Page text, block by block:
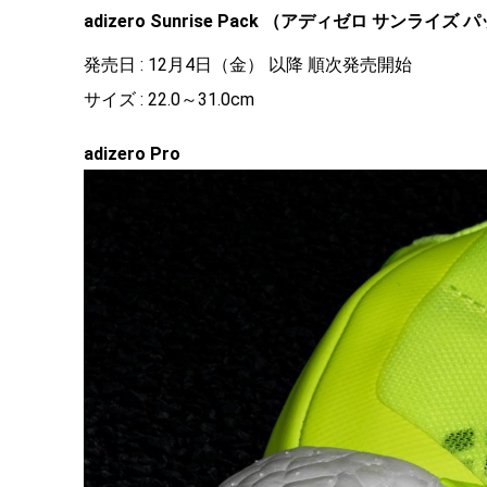
adizero Sunrise Pack （アディゼロ サンライズ パ
発売日 : 12月4日（金） 以降 順次発売開始
サイズ : 22.0～31.0cm
adizero Pro